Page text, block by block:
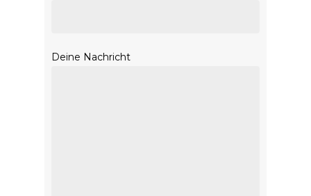
Deine Nachricht